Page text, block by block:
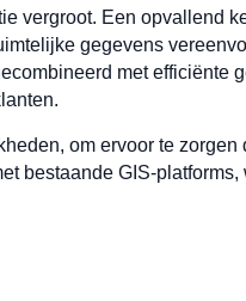
vergroot. Een opvallend
gegevens
met efficiënte
om ervoor te
bestaande GIS-